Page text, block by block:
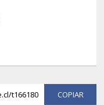
t166180